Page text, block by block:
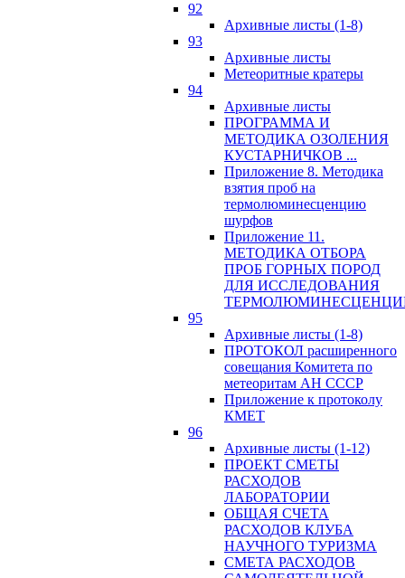
92
Архивные листы (1-8)
93
Архивные листы
Метеоритные кратеры
94
Архивные листы
ПРОГРАММА И
МЕТОДИКА ОЗОЛЕНИЯ
КУСТАРНИЧКОВ ...
Приложение 8. Методика
взятия проб на
термолюминесценцию
шурфов
Приложение 11.
МЕТОДИКА ОТБОРА
ПРОБ ГОРНЫХ ПОРОД
ДЛЯ ИССЛЕДОВАНИЯ
95
Архивные листы (1-8)
ПРОТОКОЛ расширенного
совещания Комитета по
метеоритам АН СССР
Приложение к протоколу
КМЕТ
96
Архивные листы (1-12)
ПРОЕКТ СМЕТЫ
РАСХОДОВ
ЛАБОРАТОРИИ
ОБЩАЯ СЧЕТА
РАСХОДОВ КЛУБА
НАУЧНОГО ТУРИЗМА
СМЕТА РАСХОДОВ